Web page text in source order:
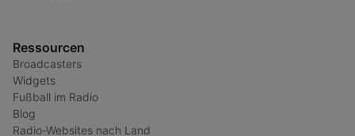
Ressourcen
Broadcasters
Widgets
Fußball im Radio
Blog
Radio-Websites nach Land